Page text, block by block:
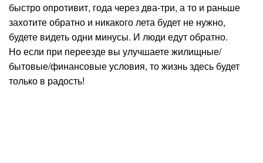
быстро опротивит, года через два-три, а то и раньше
захотите обратно и никакого лета будет не нужно,
будете видеть одни минусы. И люди едут обратно.
Но если при переезде вы улучшаете жилищные/
бытовые/финансовые условия, то жизнь здесь будет
только в радость!